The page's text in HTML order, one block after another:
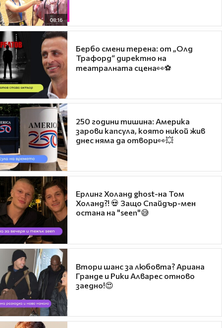
08:16
Бербо смени терена: от „Олд
Трафорд“ директно на
театралната сцена👀⚽
250 години тишина: Америка
зарови капсула, която никой жив
днес няма да отвори👀💥
Ерлинг Холанд ghost-на Том
Холанд?! 💀 Защо Спайдър-мен
остана на "seen"😅
Втори шанс за любовта? Ариана
Гранде и Рики Алварес отново
заедно!😍